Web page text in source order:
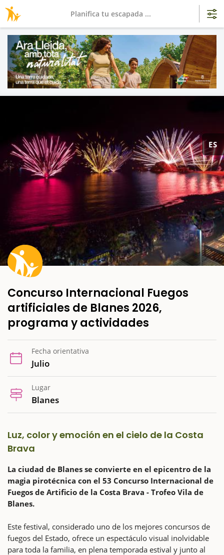
ES
Concurso Internacional Fuegos
artificiales de Blanes 2026,
programa y actividades
Fecha orientativa
Julio
Lugar
Blanes
Luz, color y emoción en el cielo de la Costa
Brava
La ciudad de Blanes se convierte en el epicentro de la
magia pirotécnica con el 53 Concurso Internacional de
Fuegos de Artificio de la Costa Brava - Trofeo Vila de
Blanes.
Este festival, considerado uno de los mejores concursos de
fuegos del Estado, ofrece un espectáculo visual inolvidable
para toda la familia, en plena temporada estival y junto al
Planifica tu escapada ...